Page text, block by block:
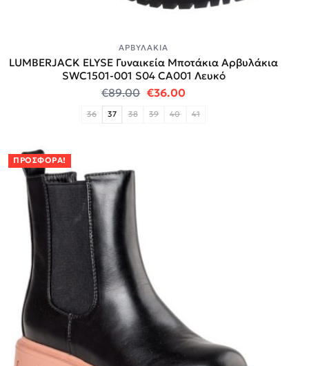
ΑΡΒΥΛΆΚΙΑ
LUMBERJACK ELYSE Γυναικεία Μποτάκια Αρβυλάκια
SWC1501-001 S04 CΑ001 Λευκό
€89.00 Original price was: €89.00.
€36.00Η τρέχουσα τιμή
36 37 38 39 40 41
ΠΡΟΣΦΟΡΆ!